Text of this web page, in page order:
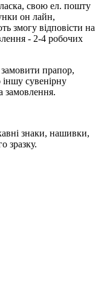
свою ел. пошту
он лайн,
змогу відповісти на
- 2-4 робочих
прапор,
сувенірну
замовлення.
знаки, нашивки,
зразку.